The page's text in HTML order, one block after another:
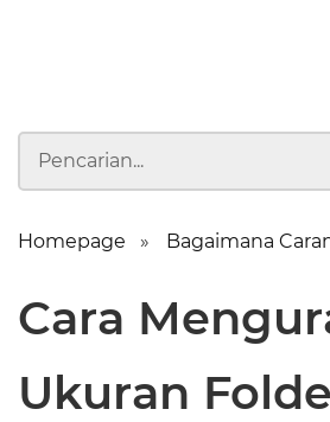
Homepage Bagaimana
Cara
Ukuran